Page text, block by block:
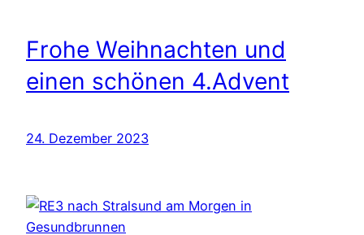
Frohe Weihnachten und
einen schönen 4.Advent
24. Dezember 2023